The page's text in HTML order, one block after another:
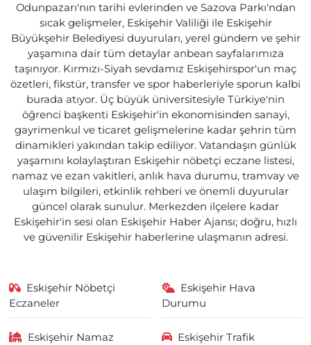
Odunpazarı'nın tarihi evlerinden ve Sazova Parkı'ndan
sıcak gelişmeler, Eskişehir Valiliği ile Eskişehir
Büyükşehir Belediyesi duyuruları, yerel gündem ve şehir
yaşamına dair tüm detaylar anbean sayfalarımıza
taşınıyor. Kırmızı-Siyah sevdamız Eskişehirspor'un maç
özetleri, fikstür, transfer ve spor haberleriyle sporun kalbi
burada atıyor. Üç büyük üniversitesiyle Türkiye'nin
öğrenci başkenti Eskişehir'in ekonomisinden sanayi,
gayrimenkul ve ticaret gelişmelerine kadar şehrin tüm
dinamikleri yakından takip ediliyor. Vatandaşın günlük
yaşamını kolaylaştıran Eskişehir nöbetçi eczane listesi,
namaz ve ezan vakitleri, anlık hava durumu, tramvay ve
ulaşım bilgileri, etkinlik rehberi ve önemli duyurular
güncel olarak sunulur. Merkezden ilçelere kadar
Eskişehir'in sesi olan Eskişehir Haber Ajansı; doğru, hızlı
ve güvenilir Eskişehir haberlerine ulaşmanın adresi.
Eskişehir Nöbetçi
Eczaneler
Eskişehir Hava
Durumu
Eskişehir Namaz
Eskişehir Trafik